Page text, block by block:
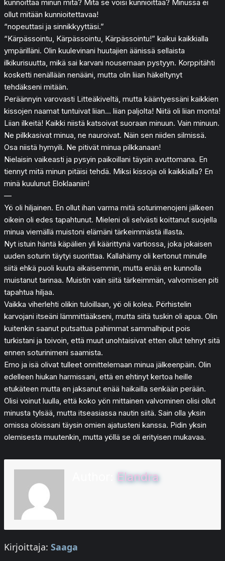
kunnoittaa minun mitä? Mitä se voisi kunnioittaa? Minussa ei
ollut mitään kunnioitettavaa!
“nopeuttasi ja sinnikkyyttäsi.”
“Kärpässointu, Kärpässointu, Kärpässointu!” kaikui kaikkialla
ympärilläni. Olin kuulevinani huutajien äänissä sellaista
ilkikurisuutta, mikä sai karvani nousemaan pystyyn. Korppitähti
kosketti nenällään nenääni, mutta olin liian häkeltynyt
tehdäkseni mitään.
Peräännyin varovasti Litteäkiveltä, mutta kääntyessäni kaikkien
kissojen naamat tuntuivat liian… liian paljolta! Niitä oli liian monta!
Liian ilkeitä! Kaikki niistä katsoivat suoraan minuun. Vain minuun.
Ne pilkkasivat minua, ne nauroivat. Näin sen niiden silmissä.
Osa niistä hymyili. Ne pitivät minua pilkkanaan!
Nielaisin vaikeasti ja pysyin paikoillani täysin avuttomana. En
tiennyt mitä minun pitäisi tehdä. Miksi kissoja oli kaikkialla? En
minä kuulunut Eloklaaniin!
—
Yö oli hiljainen. En ollut ihan varma mitä soturimenojeni jälkeen
oikein oli edes tapahtunut. Mieleni oli selvästi koittanut suojella
minua viemällä muistoni elämäni tärkeimmästä illasta.
Nyt istuin häntä käpälien yli käärittynä vartiossa, joka jokaisen
uuden soturin täytyi suorittaa. Kallahämy oli kertonut minulle
siitä ehkä puoli kuuta aikaisemmin, mutta enää en kunnolla
muistanut tarinaa. Muistin vain siitä tärkeimmän, valvomisen piti
tapahtua hiljaa.
Vaikka viherlehti olikin tuloillaan, yö oli kolea. Pörhistelin
karvojani itseäni lämmittääkseni, mutta siitä tuskin oli apua. Olin
kuitenkin saanut putsattua pahimmat sammalhiput pois
turkistani ja toivoin, että muut unohtaisivat etten ollut tehnyt sitä
ennen soturinimeni saamista.
Emo ja isä olivat tulleet onnittelemaan minua jälkeenpäin. Olin
edelleen hiukan harmissani, että en ehtinyt kertoa heille
etukäteen mutta en jaksanut enää haikailla senkään perään.
Olisi voinut luulla, että koko yön mittainen valvominen olisi ollut
minusta tylsää, mutta itseasiassa nautin siitä. Sain olla yksin
omissa oloissani täysin omien ajatusteni kanssa. Pidin yksin
olemisesta muutenkin, mutta yöllä se oli erityisen mukavaa.
Elandra
Kirjoittaja: Saaga